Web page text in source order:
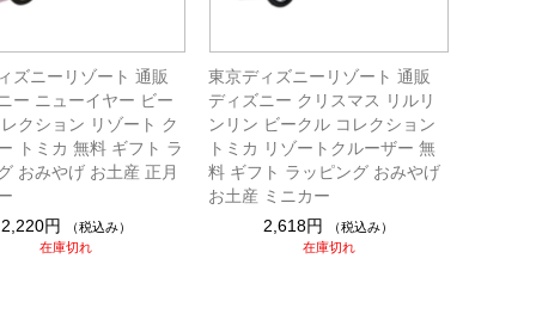
ズニーリゾート 通販
ー ニューイヤー ビー
クション リゾート ク
トミカ 無料 ギフト ラ
おみやげ お土産 正月
2,220円
（税込み）
在庫切れ
東京ディズニーリゾート 通販
ディズニー クリスマス リルリ
ンリン ビークル コレクション
トミカ リゾートクルーザー 無
料 ギフト ラッピング おみやげ
お土産 ミニカー
2,618円
（税込み）
在庫切れ